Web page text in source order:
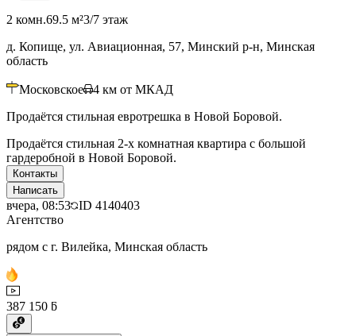
2 комн.69.5 м²3/7 этаж
д. Копище, ул. Авиационная, 57, Минский р-н, Минская
область
Московское 4 км от МКАД
Продаётся стильная евротрешка в Новой Боровой.
Продаётся стильная 2-х комнатная квартира с большой
гардеробной в Новой Боровой.
Контакты
Написать
вчера, 08:53 ID 4140403
Агентство
рядом с г. Вилейка, Минская область
387 150 ƃ